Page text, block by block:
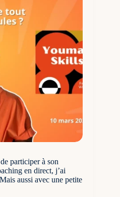
participer à son
en direct, j’ai
aussi avec une petite